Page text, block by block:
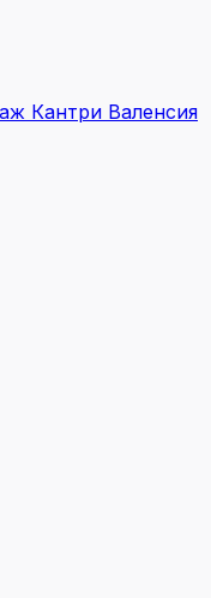
Кантри Валенсия